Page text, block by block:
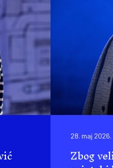
28. maj 2026.
Zbog